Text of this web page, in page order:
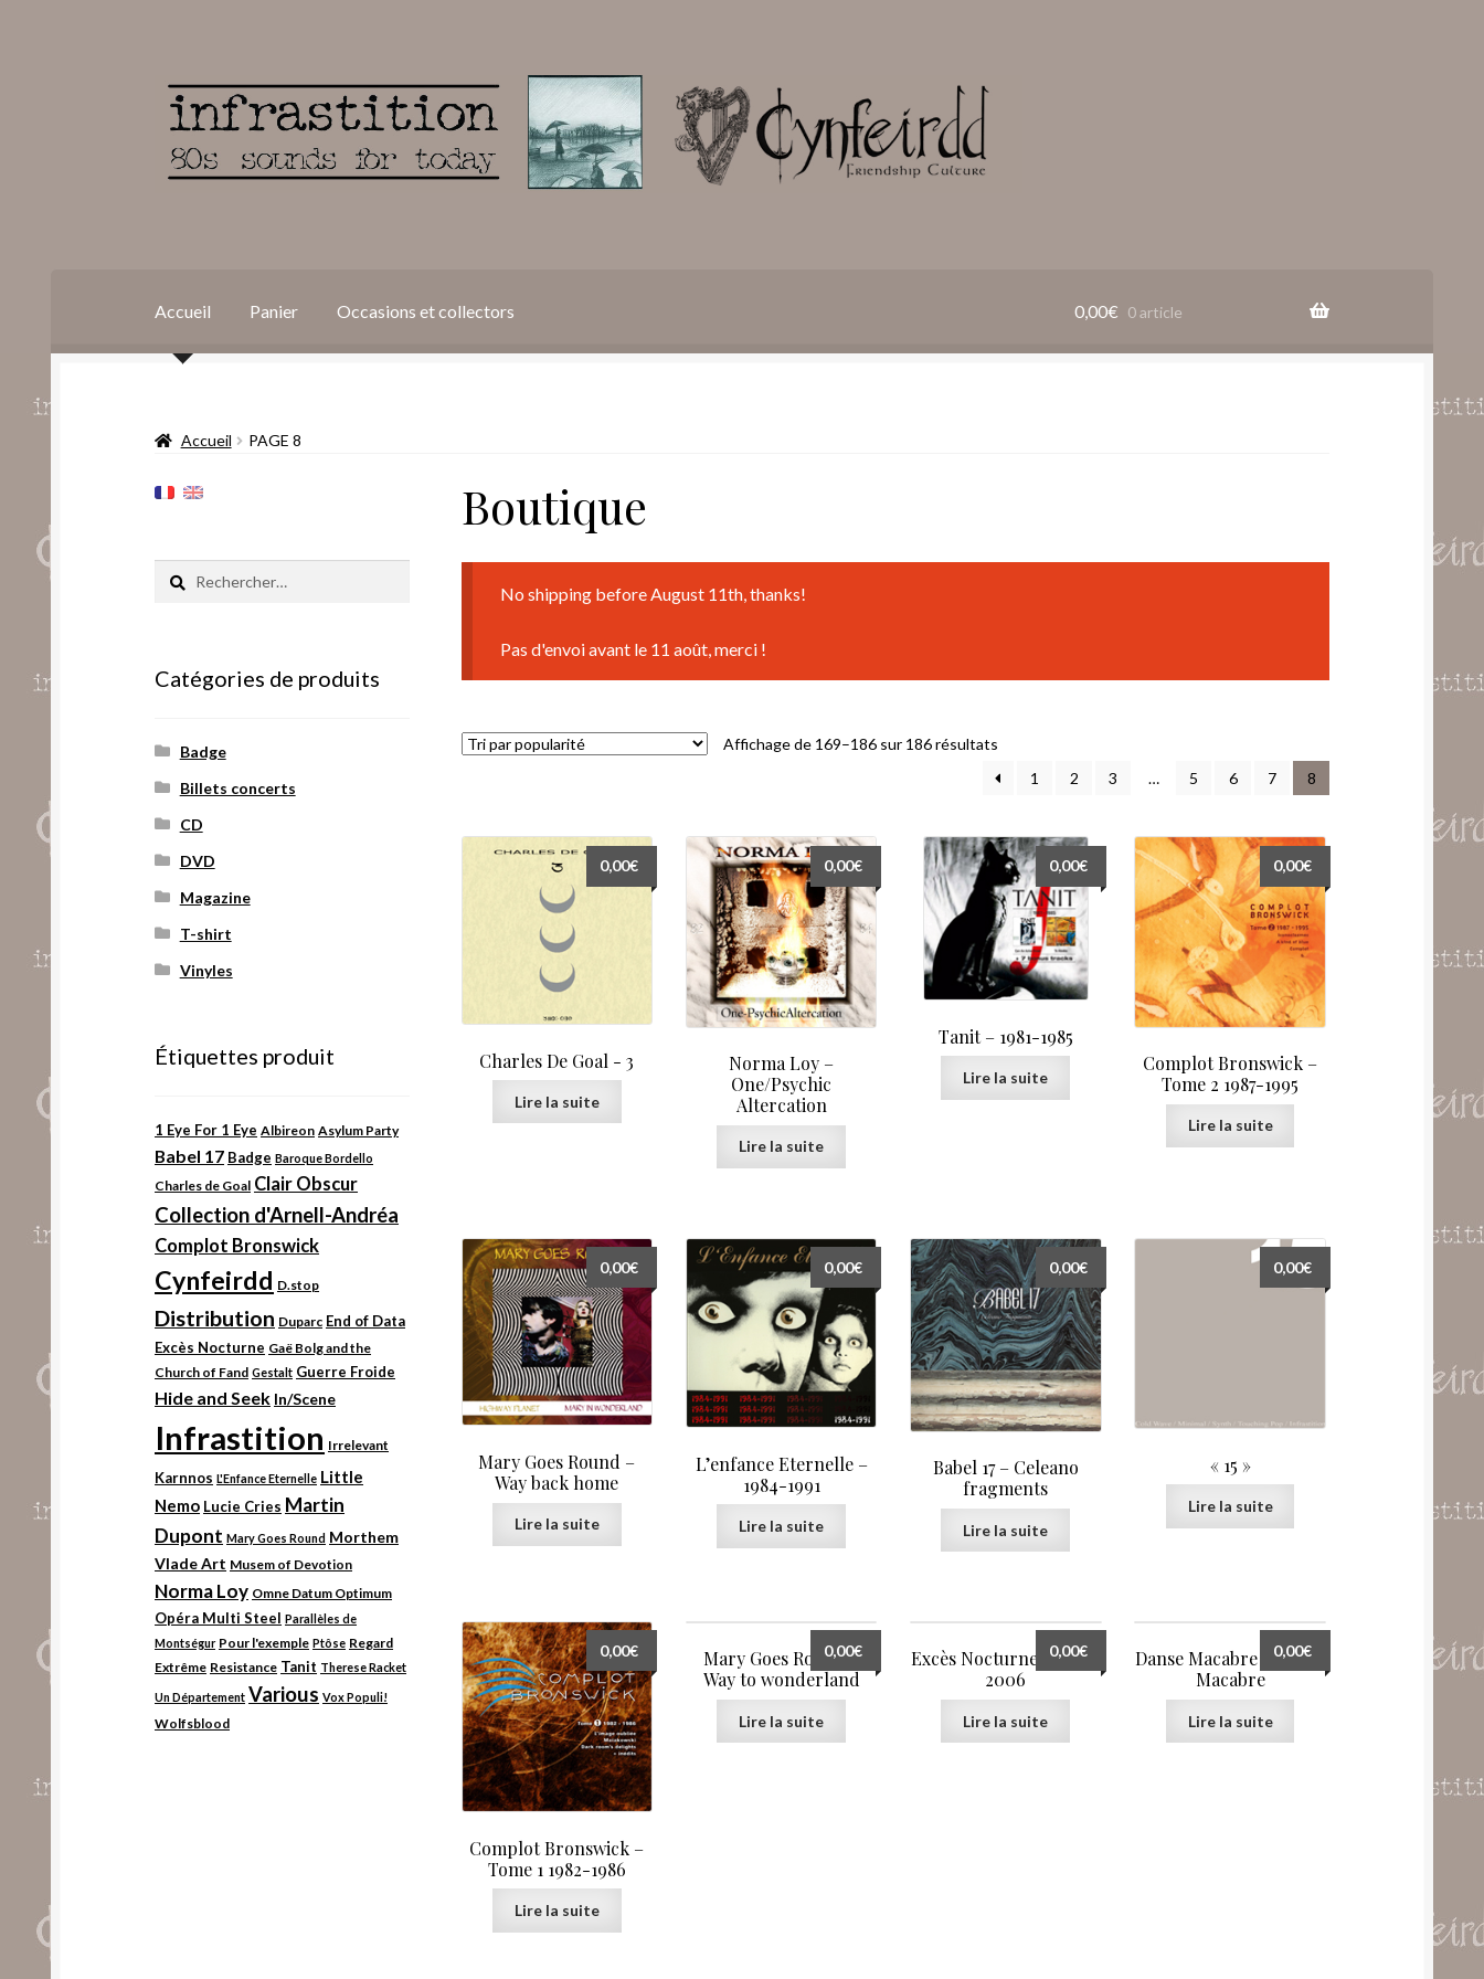
Aller
navigation
Aller
Accueil Panier Occasions et collectors
Validation de la commande
0,00€ 0 article
Accueil PAGE 8
Boutique
No shipping before August 11th, thanks!
Pas d'envoi avant le 11 août, merci !
Affichage de 169–186 sur 186 résultatsTrié
1 2 3 … 5 6 7 8
Charles De Goal ‎- 3
0,00€
Lire la suite
Norma Loy –
One/Psychic
Altercation
0,00€
Lire la suite
Tanit – 1981-1985
0,00€
Lire la suite
Complot Bronswick –
Tome 2 1987-1995
0,00€
Lire la suite
Mary Goes Round –
Way back home
0,00€
Lire la suite
L’enfance Eternelle –
1984-1991
0,00€
Lire la suite
Babel 17 – Celeano
fragments
0,00€
Lire la suite
« 15 »
0,00€
Lire la suite
Complot Bronswick –
Tome 1 1982-1986
0,00€
Lire la suite
Mary Goes Round –
Way to wonderland
0,00€
Lire la suite
Excès Nocturne – 1986-
2006
0,00€
Lire la suite
Danse Macabre – Danse
Macabre
0,00€
Lire la suite
Rechercher :
Catégories de produits
Badge
Billets concerts
CD
DVD
Magazine
T-shirt
Vinyles
Étiquettes produit
1 Eye For 1 Eye Albireon Asylum Party
Babel 17 Badge Baroque Bordello
Charles de Goal Clair Obscur
Collection d'Arnell-Andréa
Complot Bronswick
Cynfeirdd D.stop
Distribution Duparc End of Data
Excès Nocturne Gaë Bolg and the
Church of Fand Gestalt Guerre Froide
Hide and Seek In/Scene
Infrastition Irrelevant
Karnnos L'Enfance Eternelle Little
Nemo Lucie Cries Martin
Dupont Mary Goes Round Morthem
Vlade Art Musem of Devotion
Norma Loy Omne Datum Optimum
Opéra Multi Steel Parallèles de
Montségur Pour l'exemple Ptôse Regard
Extrême Resistance Tanit Therese Racket
Un Département Various Vox Populi!
Wolfsblood